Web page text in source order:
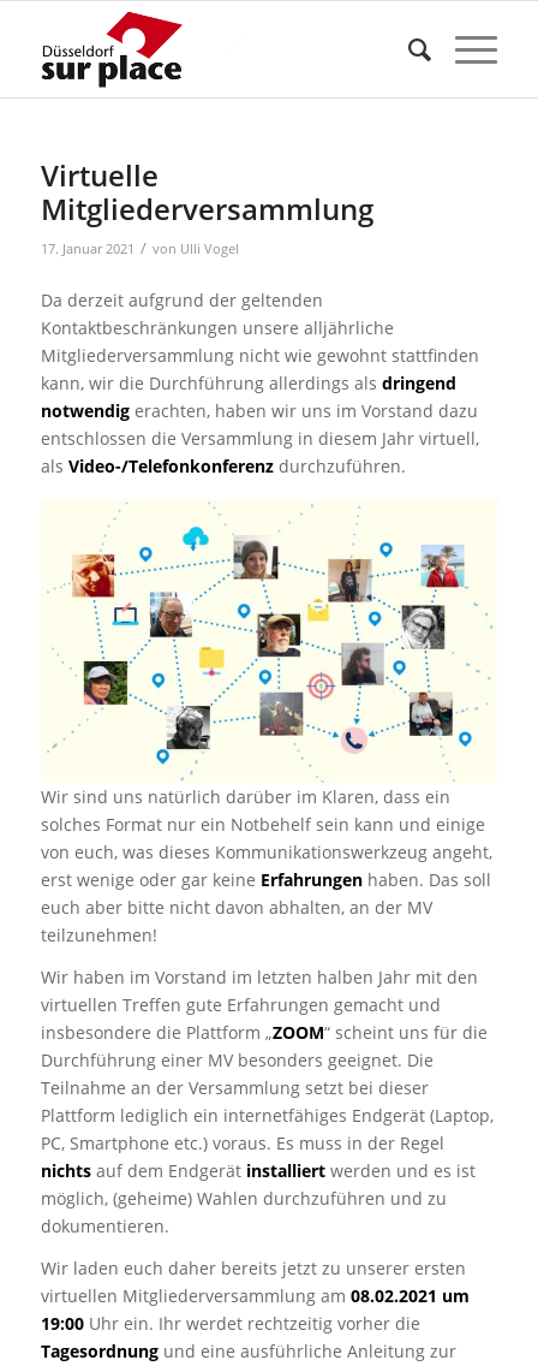
Virtuelle
Mitgliederversammlung
17. Januar 2021 / von Ulli Vogel
Da derzeit aufgrund der geltenden
Kontaktbeschränkungen unsere alljährliche
Mitgliederversammlung nicht wie gewohnt stattfinden
kann, wir die Durchführung allerdings als dringend
notwendigerachten, haben wir uns im Vorstand dazu
entschlossen die Versammlung in diesem Jahr virtuell,
als Video-/Telefonkonferenzdurchzuführen.
Wir sind uns natürlich darüber im Klaren, dass ein
solches Format nur ein Notbehelf sein kann und einige
von euch, was dieses Kommunikationswerkzeug angeht,
erst wenige oder gar keine Erfahrungenhaben. Das soll
euch aber bitte nicht davon abhalten, an der MV
teilzunehmen!
Wir haben im Vorstand im letzten halben Jahr mit den
virtuellen Treffen gute Erfahrungen gemacht und
insbesondere die Plattform „ZOOM“ scheint uns für die
Durchführung einer MV besonders geeignet. Die
Teilnahme an der Versammlung setzt bei dieser
Plattform lediglich ein internetfähiges Endgerät (Laptop,
PC, Smartphone etc.) voraus. Es muss in der Regel
nichtsauf dem Endgerät installiertwerden und es ist
möglich, (geheime) Wahlen durchzuführen und zu
dokumentieren.
Wir laden euch daher bereits jetzt zu unserer ersten
virtuellen Mitgliederversammlung am 08.02.2021 um
19:00Uhr ein. Ihr werdet rechtzeitig vorher die
Tagesordnungund eine ausführliche Anleitung zur